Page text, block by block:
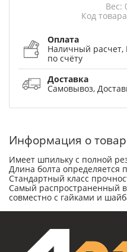
Вес:
Код
Оплата
Наличный расчет,
по счёту
Доставка
Самовывоз,
Информация о
Имеет шпильку с полной
Длина болта определяется
Стандартный класс
Самый распространенный
совместно с гайками и